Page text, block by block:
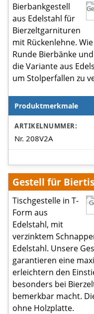
Bierbankgestell
aus Edelstahl für
Bierzeltgarnituren
mit Rückenlehne.
Runde Bierbänke
die Variante aus
um Stolperfallen zu
Produktmerkmale
ARTIKELNUMMER:
Nr. 208V2A
Gestell für
Tischgestelle in T-
Form aus
Edelstahl, mit
verzinktem
Edelstahl. Unsere
garantieren eine
erleichtern den
besonders bei
bemerkbar macht.
ohne Holzplatte.